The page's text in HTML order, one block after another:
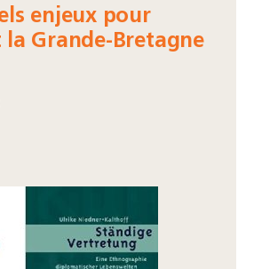
enjeux pour
la Grande-Bretagne